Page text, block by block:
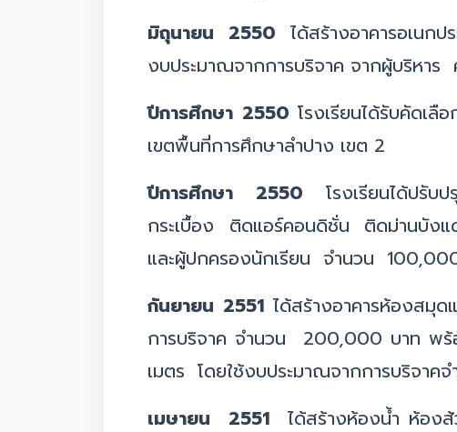
มิถุนายน 2550 ได้สร้างอาคารอเน
งบประมาณจากการบริจาค จากผู้บริห
ปีการศึกษา 2550 โรงเรียนได้รับคัดเ
เขตพื้นที่การศึกษาลำปาง เขต 2
ปีการศึกษา 2550 โรงเรียนได้ปรั
กระเบื้อง ติดแอร์คอนดิชั่น ติดม่านบัง
และผู้ปกครองนักเรียน จำนวน
กันยายน 2551 ได้สร้างอาคารห้องสมุ
การบริจาค จำนวน 200,000 บาท พร้
เมตร โดยใช้งบประมาณจากการบริจาค
เมษายน 2551 ได้สร้างห้องน้ำ ห้อง